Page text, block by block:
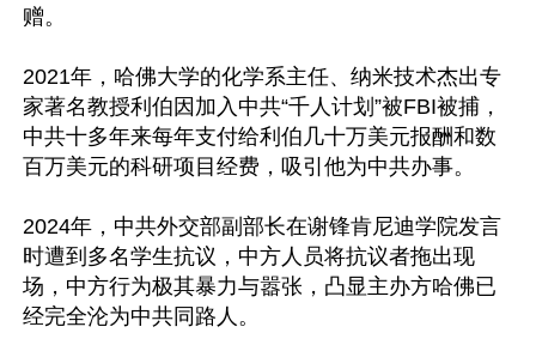
赠。
2021年，哈佛大学的化学系主任、纳米技术杰出专
家著名教授利伯因加入中共“千人计划”被FBI被捕，
中共十多年来每年支付给利伯几十万美元报酬和数
百万美元的科研项目经费，吸引他为中共办事。
2024年，中共外交部副部长在谢锋肯尼迪学院发言
时遭到多名学生抗议，中方人员将抗议者拖出现
场，中方行为极其暴力与嚣张，凸显主办方哈佛已
经完全沦为中共同路人。